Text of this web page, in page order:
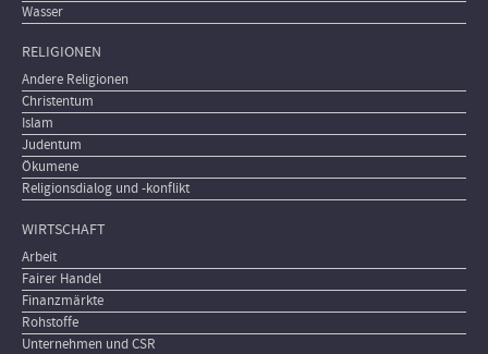
Wasser
RELIGIONEN
Andere Religionen
Christentum
Islam
Judentum
Ökumene
Religionsdialog und -konflikt
WIRTSCHAFT
Arbeit
Fairer Handel
Finanzmärkte
Rohstoffe
Unternehmen und CSR